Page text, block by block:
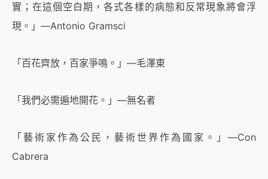
實；在這個空白期，各式各樣的病態和反常現象將會浮
現。」—Antonio Gramsci
「百花齊放，百家爭鳴。」—毛澤東
「我們必需遍地開花。」—無名者
「藝術家作為公民，藝術世界作為國家。」—Con
Cabrera